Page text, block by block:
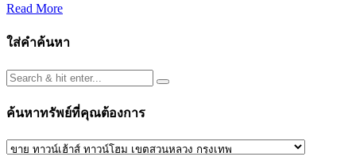
Read More
ใส่คำค้นหา
ค้นหาทรัพย์ที่คุณต้องการ
ค้นหา